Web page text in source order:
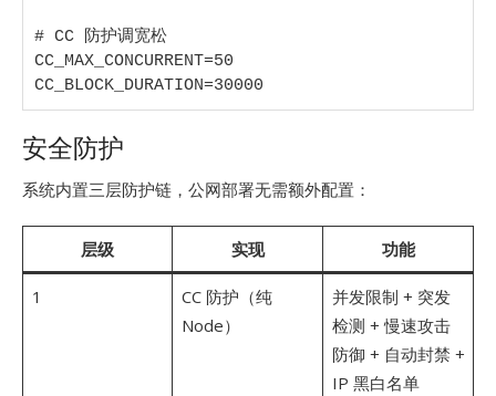
# CC 防护调宽松
CC_MAX_CONCURRENT=50
CC_BLOCK_DURATION=30000
安全防护
系统内置三层防护链，公网部署无需额外配置：
层级 实现 功能
1
CC 防护（纯
Node）
并发限制 + 突发
检测 + 慢速攻击
防御 + 自动封禁 +
IP 黑白名单